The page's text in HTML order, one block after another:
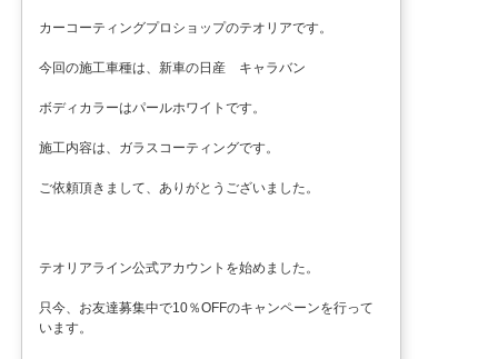
カーコーティングプロショップのテオリアです。
今回の施工車種は、新車の日産 キャラバン
ボディカラーはパールホワイトです。
施工内容は、ガラスコーティングです。
ご依頼頂きまして、ありがとうございました。
テオリアライン公式アカウントを始めました。
只今、お友達募集中で10％OFFのキャンペーンを行って
います。